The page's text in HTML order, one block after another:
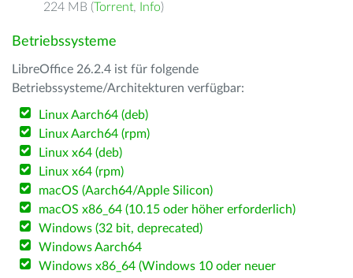
224 MB (Torrent, Info)
Betriebssysteme
LibreOffice 26.2.4 ist für folgende
Betriebssysteme/Architekturen verfügbar:
Linux Aarch64 (deb)
Linux Aarch64 (rpm)
Linux x64 (deb)
Linux x64 (rpm)
macOS (Aarch64/Apple Silicon)
macOS x86_64 (10.15 oder höher erforderlich)
Windows (32 bit, deprecated)
Windows Aarch64
Windows x86_64 (Windows 10 oder neuer